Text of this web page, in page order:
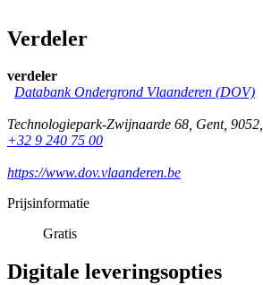
Verdeler
verdeler
Databank Ondergrond Vlaanderen (DOV)
Technologiepark-Zwijnaarde 68, Gent, 9052,
+32 9 240 75 00
https://www.dov.vlaanderen.be
Prijsinformatie
Gratis
Digitale leveringsopties